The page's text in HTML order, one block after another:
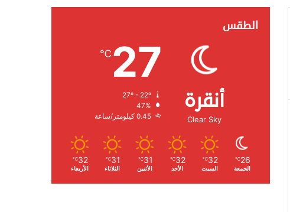
الطقس
أنقرة
Clear Sky
27
℃
الرطوبة:
الرياح:
26
℃
الجمعة
32
℃
السبت
32
℃
الأحد
31
℃
الأثنين
31
℃
الثلاثاء
32
℃
الأربعاء